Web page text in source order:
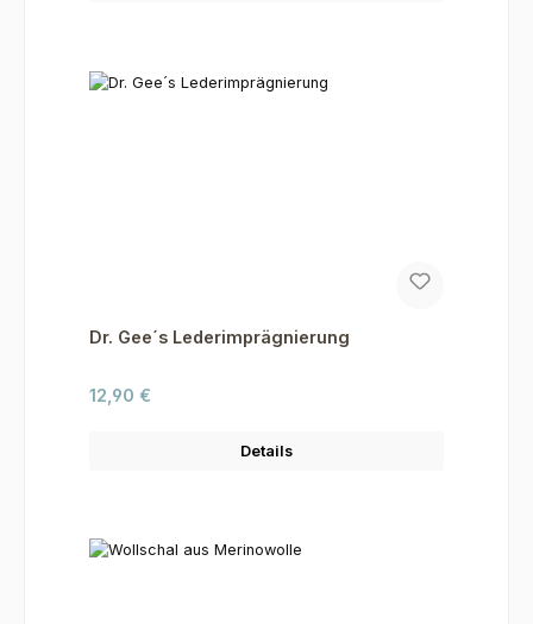
Dr. Gee´s Lederimprägnierung
Regulärer Preis:
12,90 €
Details